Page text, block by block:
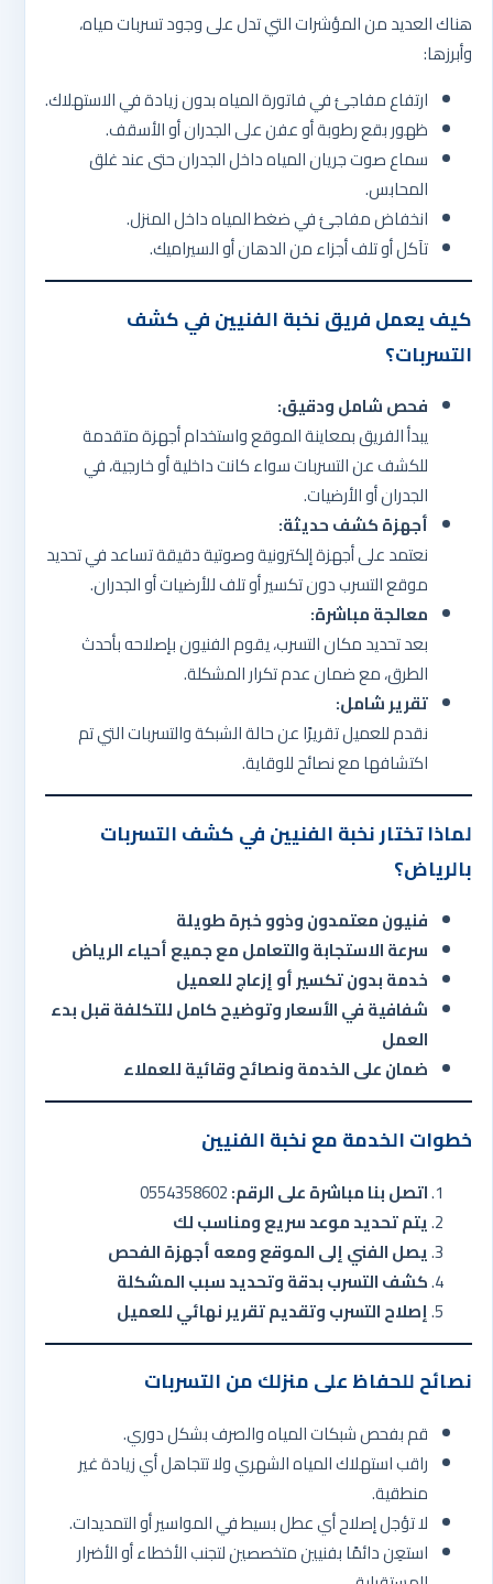
هناك العديد من المؤشرات التي تدل على وجود تسربات مياه،
وأبرزها:
ارتفاع مفاجئ في فاتورة المياه بدون زيادة في الاستهلاك.
ظهور بقع رطوبة أو عفن على الجدران أو الأسقف.
سماع صوت جريان المياه داخل الجدران حتى عند غلق
المحابس.
انخفاض مفاجئ في ضغط المياه داخل المنزل.
تآكل أو تلف أجزاء من الدهان أو السيراميك.
كيف يعمل فريق نخبة الفنيين في كشف
التسربات؟
فحص شامل ودقيق:
يبدأ الفريق بمعاينة الموقع واستخدام أجهزة متقدمة
للكشف عن التسربات سواء كانت داخلية أو خارجية، في
الجدران أو الأرضيات.
أجهزة كشف حديثة:
نعتمد على أجهزة إلكترونية وصوتية دقيقة تساعد في تحديد
موقع التسرب دون تكسير أو تلف للأرضيات أو الجدران.
معالجة مباشرة:
بعد تحديد مكان التسرب، يقوم الفنيون بإصلاحه بأحدث
الطرق، مع ضمان عدم تكرار المشكلة.
تقرير شامل:
نقدم للعميل تقريرًا عن حالة الشبكة والتسربات التي تم
اكتشافها مع نصائح للوقاية.
لماذا تختار نخبة الفنيين في كشف التسربات
بالرياض؟
فنيون معتمدون وذوو خبرة طويلة
سرعة الاستجابة والتعامل مع جميع أحياء الرياض
خدمة بدون تكسير أو إزعاج للعميل
شفافية في الأسعار وتوضيح كامل للتكلفة قبل بدء
العمل
ضمان على الخدمة ونصائح وقائية للعملاء
خطوات الخدمة مع نخبة الفنيين
اتصل بنا مباشرة على الرقم:
يتم تحديد موعد سريع ومناسب لك
يصل الفني إلى الموقع ومعه أجهزة الفحص
كشف التسرب بدقة وتحديد سبب المشكلة
إصلاح التسرب وتقديم تقرير نهائي للعميل
نصائح للحفاظ على منزلك من التسربات
قم بفحص شبكات المياه والصرف بشكل دوري.
راقب استهلاك المياه الشهري ولا تتجاهل أي زيادة غير
منطقية.
لا تؤجل إصلاح أي عطل بسيط في المواسير أو التمديدات.
استعِن دائمًا بفنيين متخصصين لتجنب الأخطاء أو الأضرار